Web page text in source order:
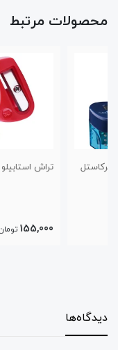
محصولات مرتبط
تراش استابیلو
تومان
دیدگاه‌ها